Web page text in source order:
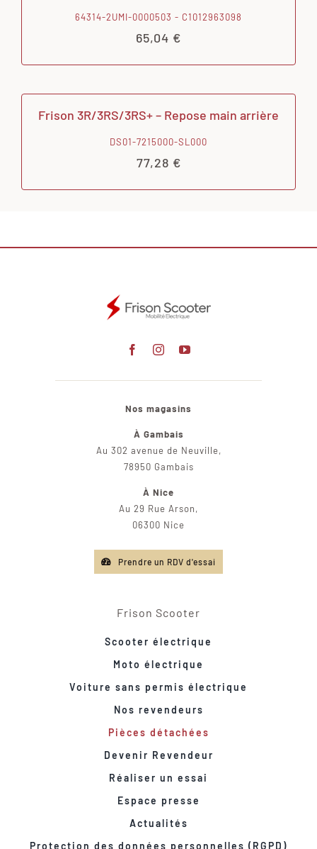
64314-2UMI-0000503 - C1012963098
65,04 €
Frison 3R/3RS/3RS+ – Repose main arrière
DS01-7215000-SL000
77,28 €
Nos magasins
À Gambais
Au 302 avenue de Neuville,
78950 Gambais
À Nice
Au 29 Rue Arson,
06300 Nice
Prendre un RDV d'essai
Frison Scooter
Scooter électrique
Moto électrique
Voiture sans permis électrique
Nos revendeurs
Pièces détachées
Devenir Revendeur
Réaliser un essai
Espace presse
Actualités
Protection des données personnelles (RGPD)